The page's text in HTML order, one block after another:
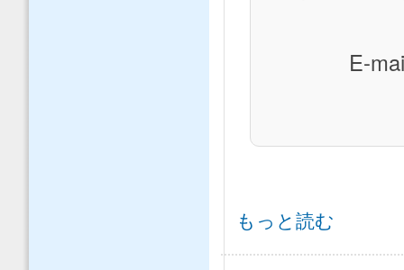
E-
土木学会 国際センター通信 投
もっと読む